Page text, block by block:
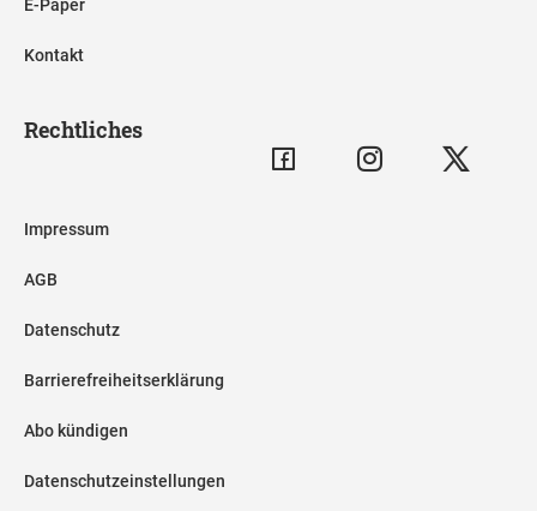
E-Paper
Kontakt
Rechtliches
Impressum
AGB
Datenschutz
Barrierefreiheitserklärung
Abo kündigen
Datenschutzeinstellungen